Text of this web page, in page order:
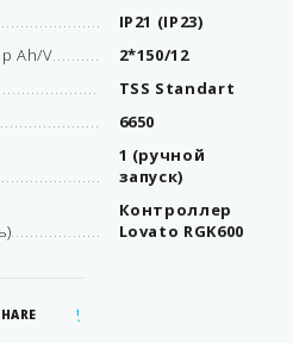
IP21 (IP23)
Ah/V
2*150/12
TSS Standart
6650
1 (ручной
запуск)
Контроллер
Lovato RGK600